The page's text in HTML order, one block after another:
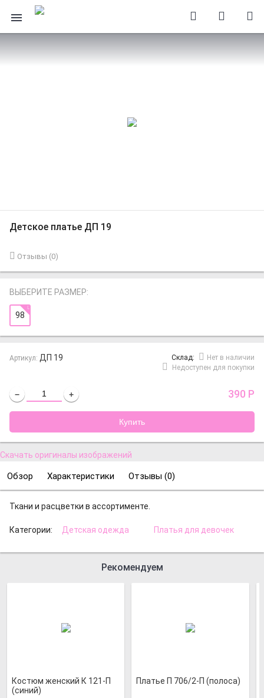
Детское платье ДП 19
Отзывы (0)
ВЫБЕРИТЕ РАЗМЕР:
98
Артикул: ДП 19 Cклад:
Нет в наличии
Недоступен для покупки
− + 390 Р
Скачать оригиналы изображений
Обзор Характеристики Отзывы (0)
Ткани и расцветки в ассортименте.
Категории: Детская одежда Платья для девочек
Рекомендуем
Костюм женский К 121-П
(синий)
Платье П 706/2-П (полоса)